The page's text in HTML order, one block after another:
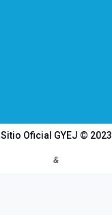
Sitio Oficial GYEJ © 2023
&